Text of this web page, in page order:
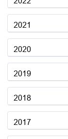
2021
2020
2019
2018
2017